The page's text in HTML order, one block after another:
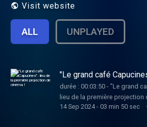
Visit website
ALL UNPLAYED
"Le grand café
première projection de
durée : 00:03:50 - "Le grand
lieu de la première projection
C’est sur les Grands
14 Sep 2024- 03 min 50 sec